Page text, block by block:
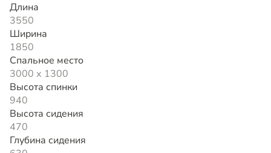
Длина
3550
Ширина
1850
Спальное место
3000 х 1300
Высота спинки
940
Высота сидения
470
Глубина сидения